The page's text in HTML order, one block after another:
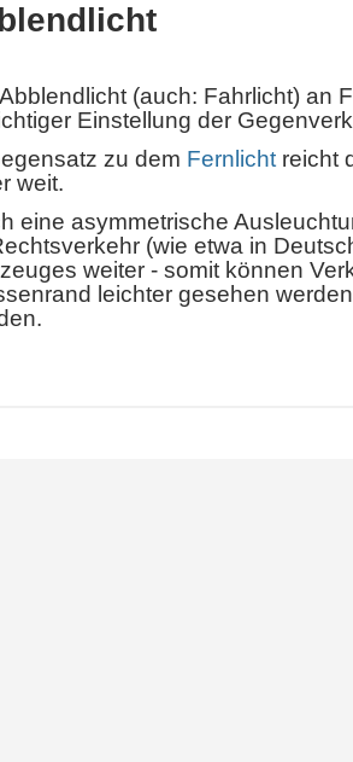
(auch: Fahrlicht) an
Einstellung der
zu dem Fernlicht reicht
weit.
eine asymmetrische
(wie etwa in
weiter - somit können
leichter gesehen